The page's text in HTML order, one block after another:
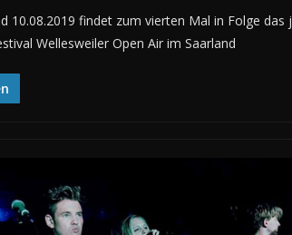
10.08.2019 findet zum vierten Mal in Folge das
Wellesweiler Open Air im Saarland